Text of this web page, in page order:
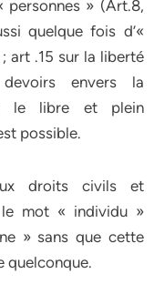
personnes » (Art.8,
quelque fois d’«
art .15 sur la liberté
devoirs envers la
le libre et plein
possible.
droits civils et
le mot « individu »
» sans que cette
quelconque.